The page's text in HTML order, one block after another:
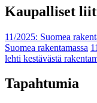
Kaupalliset
11/2025: Suomea
Suomea rakentamassa
lehti kestävästä
Tapahtumia